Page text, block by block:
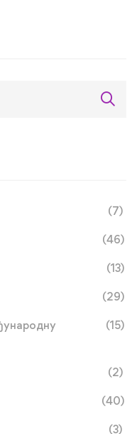
(7)
(46)
(13)
(29)
(15)
(2)
(40)
(3)